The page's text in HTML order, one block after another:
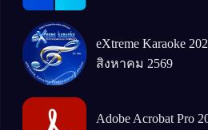
eXtreme Karaoke
สิงหาคม 2569
Adobe Acrobat Pro